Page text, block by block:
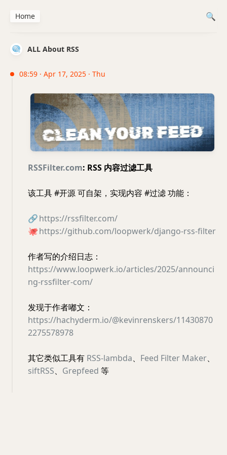
ALL About RSS
08:59 · Apr 17, 2025 · Thu
RSSFilter.com: RSS 内容过滤工具
该工具 #开源 可自架，实现内容 #过滤 功能：
🔗https://rssfilter.com/
🐙https://github.com/loopwerk/django-rss-filter
作者写的介绍日志：
https://www.loopwerk.io/articles/2025/announci
ng-rssfilter-com/
发现于作者嘟文：
https://hachyderm.io/@kevinrenskers/11430870
2275578978
其它类似工具有 RSS-lambda、 Feed Filter Maker、
siftRSS、 Grepfeed 等
Home